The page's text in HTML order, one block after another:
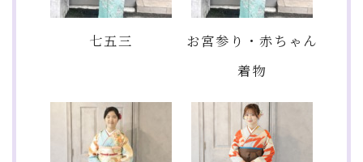
七五三
お宮参り・赤ちゃん
着物